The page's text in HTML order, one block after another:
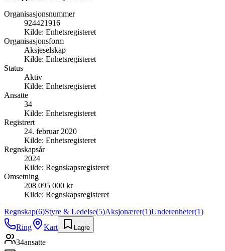
Organisasjonsnummer
924421916
Kilde: Enhetsregisteret
Organisasjonsform
Aksjeselskap
Kilde: Enhetsregisteret
Status
Aktiv
Kilde: Enhetsregisteret
Ansatte
34
Kilde: Enhetsregisteret
Registrert
24. februar 2020
Kilde: Enhetsregisteret
Regnskapsår
2024
Kilde: Regnskapsregisteret
Omsetning
208 095 000 kr
Kilde: Regnskapsregisteret
Regnskap(6)Styre & Ledelse(5)Aksjonærer(1)Underenheter(1)
Ring
Kart Lagre
34ansatte